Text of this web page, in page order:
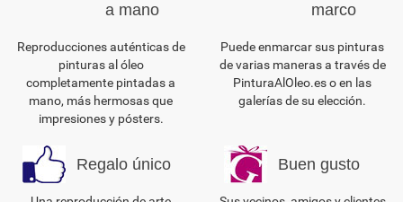
a mano
Reproducciones auténticas de
pinturas al óleo
completamente pintadas a
mano, más hermosas que
impresiones y pósters.
marco
Puede enmarcar sus pinturas
de varias maneras a través de
PinturaAlOleo.es o en las
galerías de su elección.
Regalo único Buen gusto